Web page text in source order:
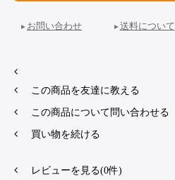
お問い合わせ 送料について
この商品を友達に教える
この商品について問い合わせる
買い物を続ける
レビューを見る(0件)